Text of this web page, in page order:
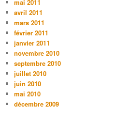
mai 2011
avril 2011
mars 2011
février 2011
janvier 2011
novembre 2010
septembre 2010
juillet 2010
juin 2010
mai 2010
décembre 2009